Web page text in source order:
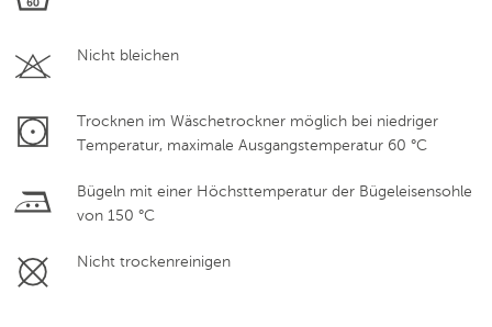
Nicht bleichen
Trocknen im Wäschetrockner möglich bei niedriger
Temperatur, maximale Ausgangstemperatur 60 °C
Bügeln mit einer Höchsttemperatur der Bügeleisensohle
von 150 °C
Nicht trockenreinigen